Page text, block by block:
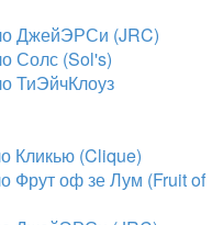
ДжейЭРСи (JRC)
Солс (Sol's)
ТиЭйчКлоуз
Кликью (Clique)
Фрут оф зе Лум (Fruit of